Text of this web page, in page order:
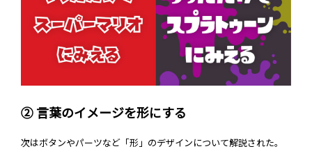
② 言葉のイメージを形にする
次はボタンやパーツなど「形」のデザインについて解説された。